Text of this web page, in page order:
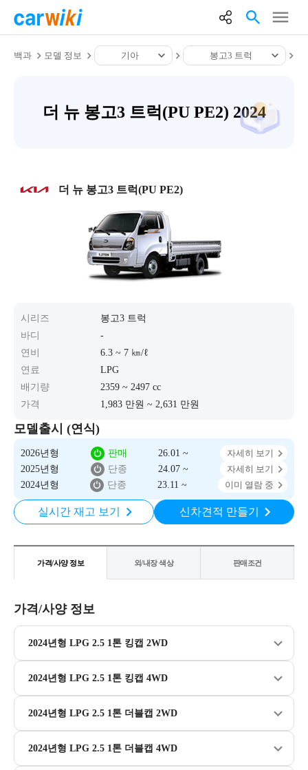
백과 모델 정보 기아 봉고3 트럭
더 뉴 봉고3 트럭(PU PE2) 2024
더 뉴 봉고3 트럭(PU PE2)
시리즈
봉고3 트럭
바디
-
연비
6.3 ~ 7 ㎞/ℓ
연료
LPG
배기량
2359 ~ 2497 cc
가격
1,983 만원 ~ 2,631 만원
모델출시 (연식)
2026년형 판매 26.01 ~
자세히 보기
2025년형
단종 24.07 ~
자세히 보기
2024년형
단종 23.11 ~ 이미 열람 중
실시간 재고 보기 신차견적 만들기
가격/사양 정보 외/내장 색상 판매조건
가격/사양 정보
2024년형 LPG 2.5 1톤 킹캡 2WD
2024년형 LPG 2.5 1톤 킹캡 4WD
2024년형 LPG 2.5 1톤 더블캡 2WD
2024년형 LPG 2.5 1톤 더블캡 4WD